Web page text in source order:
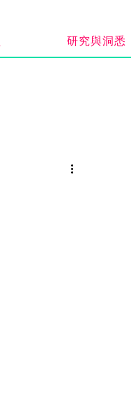
研究與洞悉